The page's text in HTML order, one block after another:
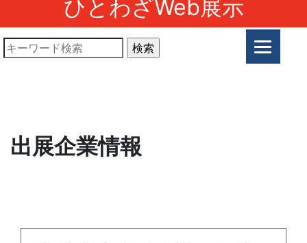
ひとわざWeb展示
出展企業情報